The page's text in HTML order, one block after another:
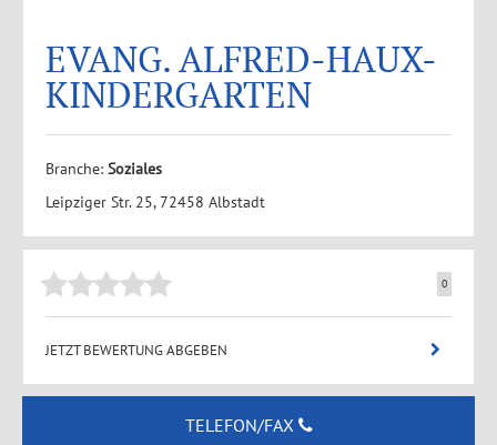
EVANG. ALFRED-HAUX-
KINDERGARTEN
Branche: Soziales
Leipziger Str. 25, 72458 Albstadt
0
JETZT BEWERTUNG ABGEBEN
TELEFON/FAX